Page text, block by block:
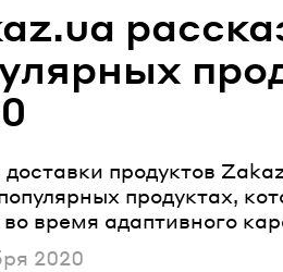
продуктов
продуктах,
время адаптивного
2020